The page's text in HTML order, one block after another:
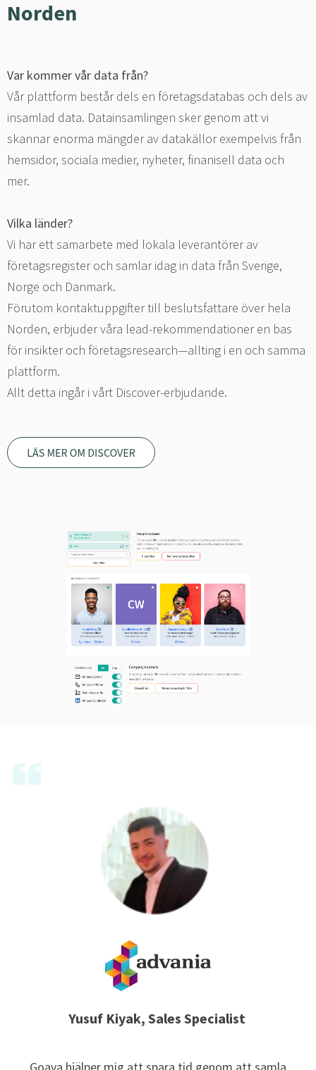
Norden
Var kommer vår data från?
Vår plattform består dels en företagsdatabas och dels av
insamlad data. Datainsamlingen sker genom att vi
skannar enorma mängder av datakällor exempelvis från
hemsidor, sociala medier, nyheter, finanisell data och
mer.
Vilka länder?
Vi har ett samarbete med lokala leverantörer av
företagsregister och samlar idag in data från Sverige,
Norge och Danmark.
Förutom kontaktuppgifter till beslutsfattare över hela
Norden, erbjuder våra lead-rekommendationer en bas
för insikter och företagsresearch—allting i en och samma
plattform.
Allt detta ingår i vårt Discover-erbjudande.
Yusuf Kiyak, Sales Specialist
Goava hjälper mig att spara tid genom att samla